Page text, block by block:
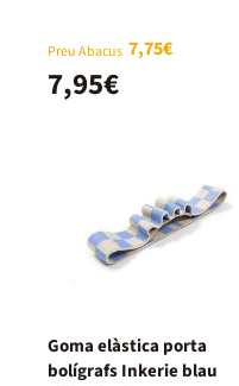
Preu Abacus 7,75€
7,95€
Goma elàstica porta
bolígrafs Inkerie blau